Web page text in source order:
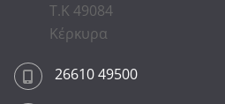
Τ.Κ 49084
Κέρκυρα
26610 49500